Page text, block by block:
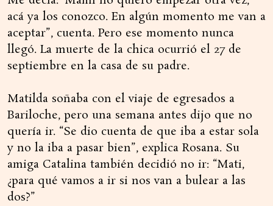
acá ya los conozco. En algún momento me van a
aceptar”, cuenta. Pero ese momento nunca
llegó. La muerte de la chica ocurrió el 27 de
septiembre en la casa de su padre.
Matilda soñaba con el viaje de egresados a
Bariloche, pero una semana antes dijo que no
quería ir. “Se dio cuenta de que iba a estar sola
y no la iba a pasar bien”, explica Rosana. Su
amiga Catalina también decidió no ir: “Mati,
¿para qué vamos a ir si nos van a bulear a las
dos?”